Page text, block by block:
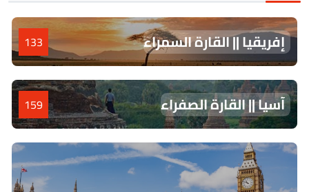
إفريقيا || القارة السمراء 133
آسيا || القارة الصفراء 159